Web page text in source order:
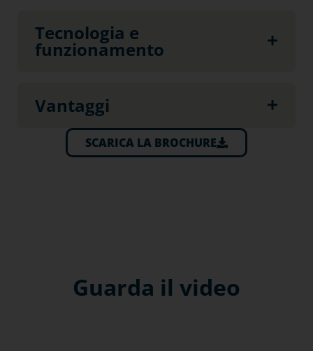
Tecnologia e
funzionamento
Vantaggi
SCARICA LA BROCHURE
Guarda il video